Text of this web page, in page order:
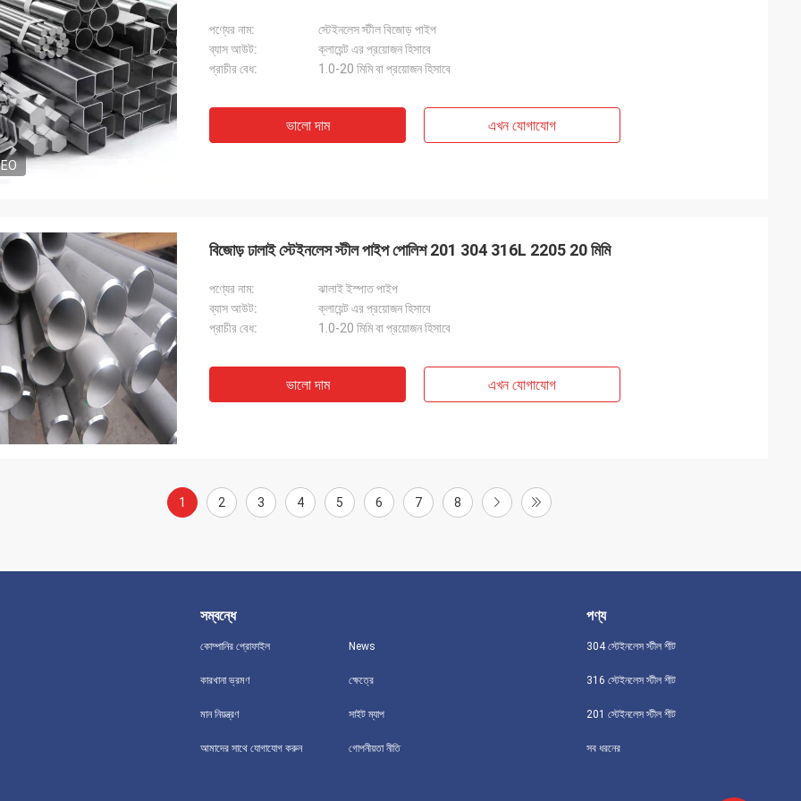
পণ্যের নাম:
স্টেইনলেস স্টীল বিজোড় পাইপ
ব্যাস আউট:
ক্লায়েন্ট এর প্রয়োজন হিসাবে
প্রাচীর বেধ:
1.0-20 মিমি বা প্রয়োজন হিসাবে
ভালো দাম এখন যোগাযোগ
বিজোড় ঢালাই স্টেইনলেস স্টীল পাইপ পোলিশ 201 304 316L 2205 20 মিমি
পণ্যের নাম:
ঝালাই ইস্পাত পাইপ
ব্যাস আউট:
ক্লায়েন্ট এর প্রয়োজন হিসাবে
প্রাচীর বেধ:
1.0-20 মিমি বা প্রয়োজন হিসাবে
ভালো দাম এখন যোগাযোগ
1 2 3 4 5 6 7 8
সম্বন্ধে
কোম্পানির প্রোফাইল
কারখানা ভ্রমণ
মান নিয়ন্ত্রণ
আমাদের সাথে যোগাযোগ করুন
News
ক্ষেত্রে
সাইট ম্যাপ
গোপনীয়তা নীতি
পণ্য
304 স্টেইনলেস স্টীল শীট
316 স্টেইনলেস স্টীল শীট
201 স্টেইনলেস স্টীল শীট
সব ধরনের